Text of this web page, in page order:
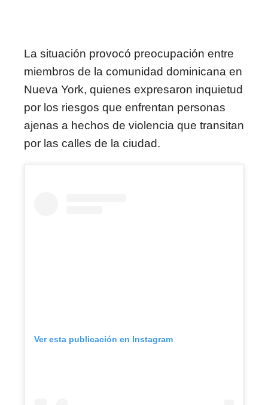
La situación provocó preocupación entre
miembros de la comunidad dominicana en
Nueva York, quienes expresaron inquietud
por los riesgos que enfrentan personas
ajenas a hechos de violencia que transitan
por las calles de la ciudad.
Ver esta publicación en Instagram